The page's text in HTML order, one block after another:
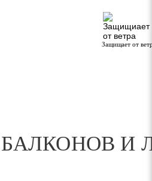
Защищает от
И